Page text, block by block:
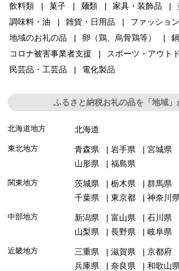
飲料類
菓子 麺類 家具・装飾品
調味料・油
雑貨・日用品 ファッション
地域のお礼の品
卵（鶏、烏骨鶏等）
コロナ被害事業者支援
スポーツ・アウト
民芸品・工芸品
電化製品
ふるさと納税お礼の品を「地域」
北海道地方 北海道
東北地方 青森県 岩手県 宮城県
山形県
福島県
関東地方 茨城県 栃木県 群馬県
千葉県
東京都 神奈川県
中部地方 新潟県 富山県 石川県
山梨県
長野県 岐阜県
近畿地方 三重県 滋賀県 京都府
兵庫県
奈良県 和歌山県